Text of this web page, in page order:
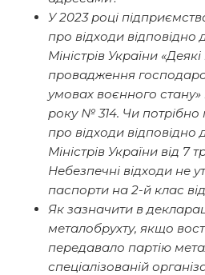
У 2023 році
про відходи відповідно
Міністрів України
провадження
умовах воєнного стану»
року № 314. Чи
про відходи відповідно
Міністрів України від
Небезпечні відходи не
паспорти на 2-й клас
Як зазначити в
металобрухту, якщо
передавало партію
спеціалізованій